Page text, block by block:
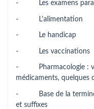
- Les examens
- L'alimentation
- Le handicap
- Les vaccinations
- Pharmacologie :
médicaments, quelques
- Base de la
et suffixes